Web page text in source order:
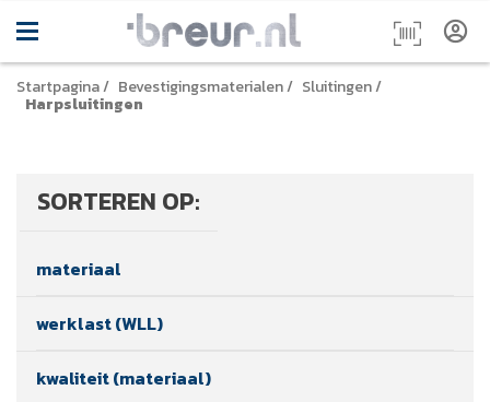
Startpagina/ Bevestigingsmaterialen/ Sluitingen/
Harpsluitingen
SORTEREN OP:
materiaal
werklast (WLL)
kwaliteit (materiaal)